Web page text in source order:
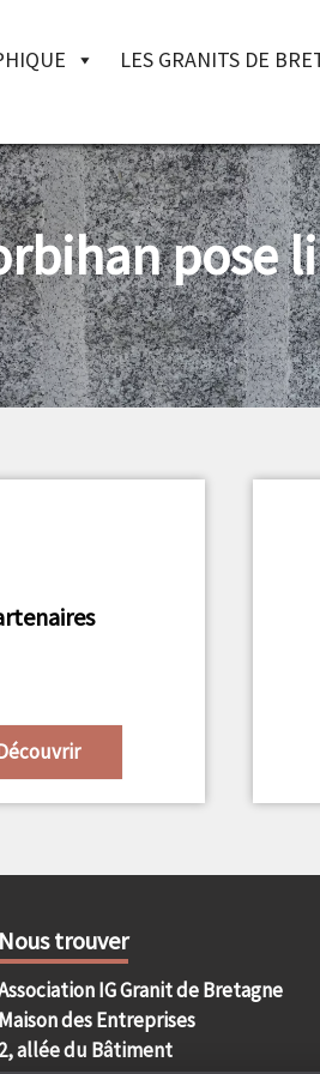
LES GRANITS DE
pose
Nous trouver
IG Granit de Bretagne
Maison des Entreprises
2, allée du Bâtiment